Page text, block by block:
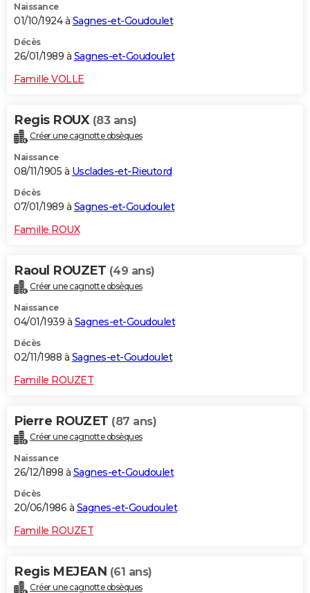
Naissance
01/10/1924 à Sagnes-et-Goudoulet
Décès
26/01/1989 à Sagnes-et-Goudoulet
Famille VOLLE
Regis ROUX (83 ans)
Créer une cagnotte obsèques
Naissance
08/11/1905 à Usclades-et-Rieutord
Décès
07/01/1989 à Sagnes-et-Goudoulet
Famille ROUX
Raoul ROUZET (49 ans)
Créer une cagnotte obsèques
Naissance
04/01/1939 à Sagnes-et-Goudoulet
Décès
02/11/1988 à Sagnes-et-Goudoulet
Famille ROUZET
Pierre ROUZET (87 ans)
Créer une cagnotte obsèques
Naissance
26/12/1898 à Sagnes-et-Goudoulet
Décès
20/06/1986 à Sagnes-et-Goudoulet
Famille ROUZET
Regis MEJEAN (61 ans)
Créer une cagnotte obsèques